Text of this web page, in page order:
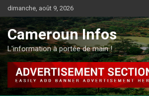
Aller
au
contenu
dimanche, août 9, 2026
Cameroun Infos
L'information à portée de main !